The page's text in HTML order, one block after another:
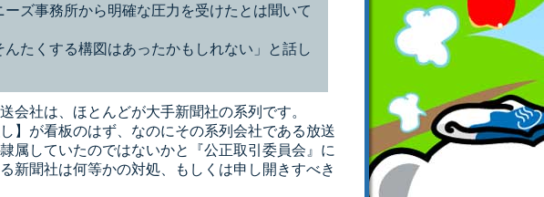
ズ事務所から明確な圧力を受けたとは聞いて
たくする構図はあったかもしれない」と話し
会社は、ほとんどが大手新聞社の系列です。
】が看板のはず、なのにその系列会社である放送
属していたのではないかと『公正取引委員会』に
新聞社は何等かの対処、もしくは申し開きすべき